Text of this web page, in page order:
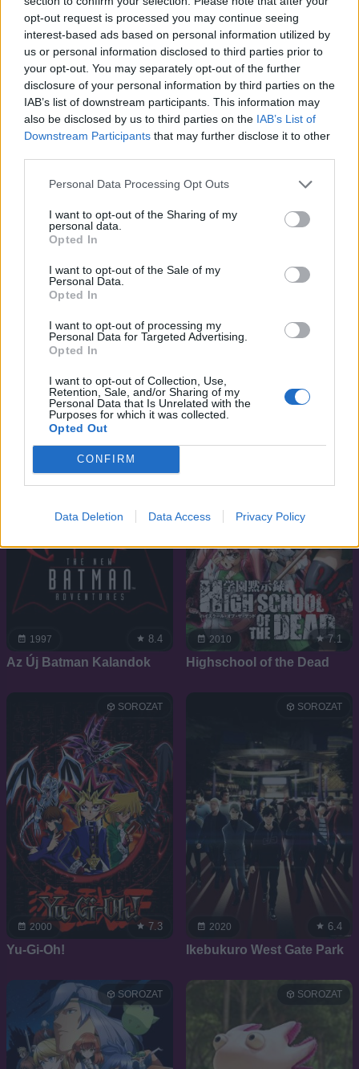
opt-out request is processed you may continue seeing
interest-based ads based on personal information utilized by
us or personal information disclosed to third parties prior to
your opt-out. You may separately opt-out of the further
disclosure of your personal information by third parties on the
IAB’s list of downstream participants. This information may
also be disclosed by us to third parties on the IAB’s List of
Downstream Participants that may further disclose it to other
Personal Data Processing Opt Outs
I want to opt-out of the Sharing of my
personal data.
Opted In
I want to opt-out of the Sale of my
Personal Data.
Opted In
I want to opt-out of processing my
Personal Data for Targeted Advertising.
Opted In
I want to opt-out of Collection, Use,
Retention, Sale, and/or Sharing of my
Personal Data that Is Unrelated with the
Purposes for which it was collected.
Opted Out
CONFIRM
Data Deletion Data Access Privacy Policy
2006 7.3
Ez kész! Pénz!
2015
Bikini Warriors
2000
SOROZAT
7.0
Tündi Bündi Barátok
2011
SOROZAT
mesterei
1997
SOROZAT
8.4
Az Új Batman Kalandok
2010 7.1
Highschool of the Dead
2000
SOROZAT
7.3
Yu-Gi-Oh!
2020
SOROZAT
6.4
Ikebukuro West Gate Park
SOROZAT SOROZAT